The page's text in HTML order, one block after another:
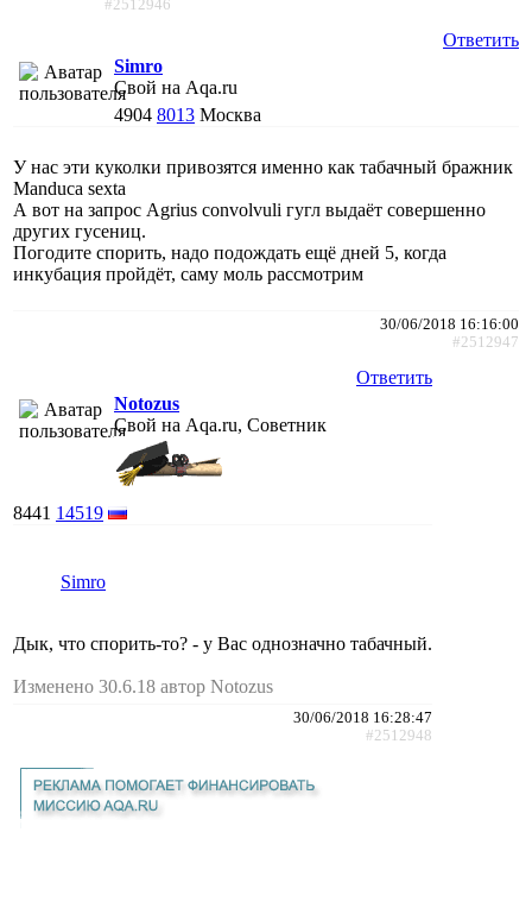
#2512946
Ответить
Simro
Свой на Aqa.ru
4904 8013 Москва
У нас эти куколки привозятся именно как табачный бражник
Manduca sexta
А вот на запрос Agrius convolvuli гугл выдаёт совершенно
других гусениц.
Погодите спорить, надо подождать ещё дней 5, когда
инкубация пройдёт, саму моль рассмотрим
30/06/2018 16:16:00
#2512947
Ответить
Notozus
Свой на Aqa.ru, Советник
8441 14519
Simro
Дык, что спорить-то? - у Вас однозначно табачный.
Изменено 30.6.18 автор Notozus
30/06/2018 16:28:47
#2512948